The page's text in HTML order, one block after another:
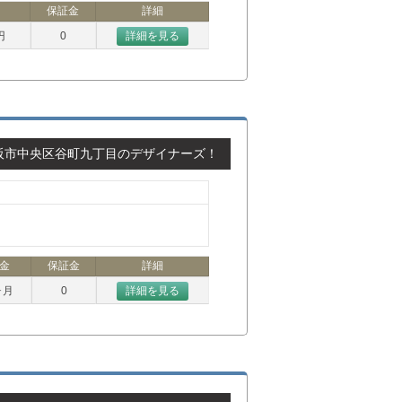
保証金
詳細
0 詳細を見る
中央区谷町九丁目のデザイナーズ！
保証金
詳細
0 詳細を見る